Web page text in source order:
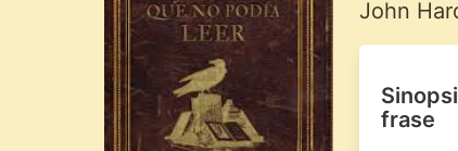
John
frase